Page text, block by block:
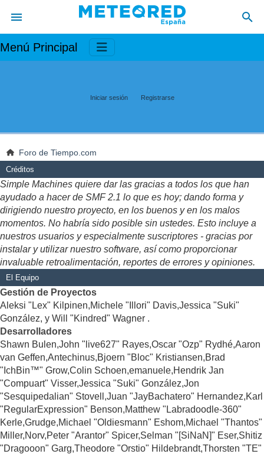
Menú Principal
Iniciar sesión Registrarse
Foro de Tiempo.com
Créditos
Simple Machines quiere dar las gracias a todos los que han
ayudado a hacer de SMF 2.1 lo que es hoy; dando forma y
dirigiendo nuestro proyecto, en los buenos y en los malos
momentos. No habría sido posible sin ustedes. Esto incluye a
nuestros usuarios y especialmente suscriptores - gracias por
instalar y utilizar nuestro software, así como proporcionar
invaluable retroalimentación, reportes de errores y opiniones.
El Equipo
Gestión de Proyectos
Aleksi "Lex" Kilpinen,Michele "Illori" Davis,Jessica "Suki"
González, y Will "Kindred" Wagner .
Desarrolladores
Shawn Bulen,John "live627" Rayes,Oscar "Ozp" Rydhé,Aaron
van Geffen,Antechinus,Bjoern "Bloc" Kristiansen,Brad
"IchBin™" Grow,Colin Schoen,emanuele,Hendrik Jan
"Compuart" Visser,Jessica "Suki" González,Jon
"Sesquipedalian" Stovell,Juan "JayBachatero" Hernandez,Karl
"RegularExpression" Benson,Matthew "Labradoodle-360"
Kerle,Grudge,Michael "Oldiesmann" Eshom,Michael "Thantos"
Miller,Norv,Peter "Arantor" Spicer,Selman "[SiNaN]" Eser,Shitiz
"Dragooon" Garg,Theodore "Orstio" Hildebrandt,Thorsten "TE"